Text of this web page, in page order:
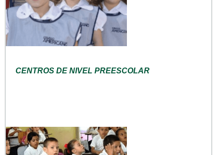
CENTROS DE NIVEL PREESCOLAR